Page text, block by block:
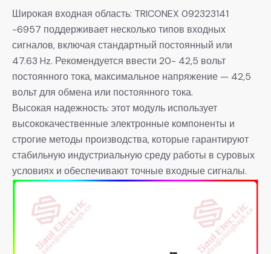
Широкая входная область: TRICONEX 092323141
-6957 поддерживает несколько типов входных
сигналов, включая стандартный постоянный или
47.63 Hz. Рекомендуется ввести 20- 42,5 вольт
постоянного тока, максимальное напряжение — 42,5
вольт для обмена или постоянного тока.
Высокая надежность: этот модуль использует
высококачественные электронные компоненты и
строгие методы производства, которые гарантируют
стабильную индустриальную среду работы в суровых
условиях и обеспечивают точные входные сигналы.